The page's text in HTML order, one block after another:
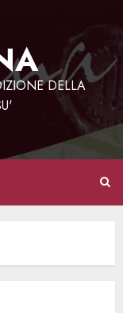
DELLA